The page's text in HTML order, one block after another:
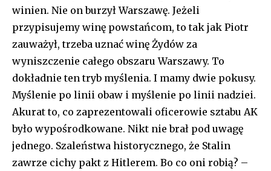
winien. Nie on burzył Warszawę. Jeżeli
przypisujemy winę powstańcom, to tak jak Piotr
zauważył, trzeba uznać winę Żydów za
wyniszczenie całego obszaru Warszawy. To
dokładnie ten tryb myślenia. I mamy dwie pokusy.
Myślenie po linii obaw i myślenie po linii nadziei.
Akurat to, co zaprezentowali oficerowie sztabu AK
było wypośrodkowane. Nikt nie brał pod uwagę
jednego. Szaleństwa historycznego, że Stalin
zawrze cichy pakt z Hitlerem. Bo co oni robią? –